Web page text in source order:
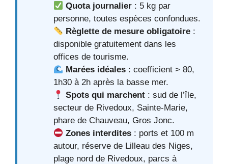
Quota journalier : 5 kg par
personne, toutes espèces confondues.
Règlette de mesure obligatoire :
disponible gratuitement dans les
offices de tourisme.
Marées idéales : coefficient > 80,
1h30 à 2h après la basse mer.
Spots qui marchent : sud de l’île,
secteur de Rivedoux, Sainte-Marie,
phare de Chauveau, Gros Jonc.
Zones interdites : ports et 100 m
autour, réserve de Lilleau des Niges,
plage nord de Rivedoux, parcs à